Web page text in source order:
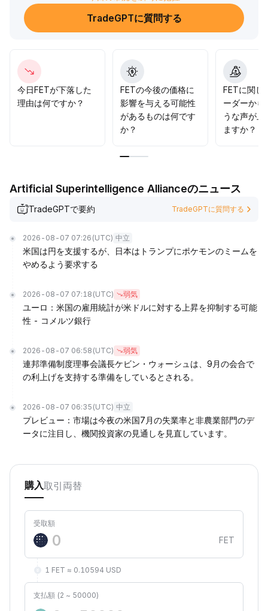
ズの好材料（Skyfireとの協業）は長期的なストーリーを強
化するものの、流動性リスクや株主の信用事案が市場の信
134〜0
137ドルのサポートの有効性に注目し、これを下回ると下
落の加速リスクがあるため、低水準での運用や静観を維持
し、シグナルが明確になってからのエントリーを推奨しま
TradeGPTに質問する
今日FETが下落した
理由は何ですか？
FETの今後の価格に
影響を与える可能性
があるものは何です
か？
FETに関し
ーダーから
うな声が上
ますか？
Artificial Superintelligence Allianceのニュース
TradeGPTで要約 TradeGPTに質問する
2026-08-07 07:26 (UTC) 中立
米国は円を支援するが、日本はトランプにポケモンのミームを
やめるよう要求する
2026-08-07 07:18 (UTC) 弱気
ユーロ：米国の雇用統計が米ドルに対する上昇を抑制する可能
性 - コメルツ銀行
2026-08-07 06:58 (UTC) 弱気
連邦準備制度理事会議長ケビン・ウォーシュは、9月の会合で
の利上げを支持する準備をしているとされる。
2026-08-07 06:35 (UTC) 中立
プレビュー：市場は今夜の米国7月の失業率と非農業部門のデ
ータに注目し、機関投資家の見通しを見直しています。
購入取引 両替
受取額
FET
1 FET ≈ 0.10594 USD
支払額 (2 ~ 50000)